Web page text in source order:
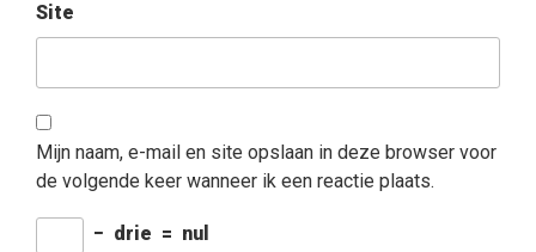
Site
Mijn naam, e-mail en site opslaan in deze browser voor
de volgende keer wanneer ik een reactie plaats.
− drie = nul